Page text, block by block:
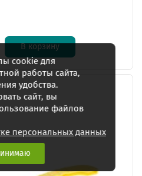
В корзину
cookie для
работы сайта,
удобства.
сайт, вы
файлов
персональных данных